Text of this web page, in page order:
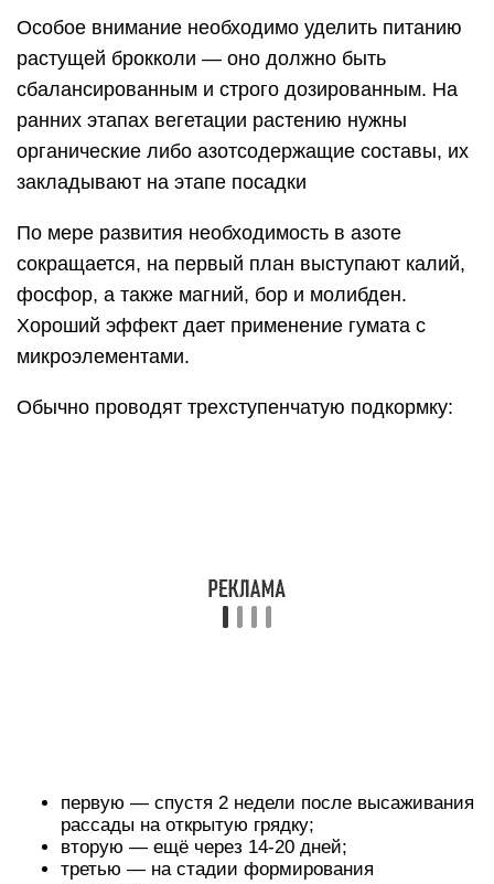
Особое внимание необходимо уделить питанию
растущей брокколи — оно должно быть
сбалансированным и строго дозированным. На
ранних этапах вегетации растению нужны
органические либо азотсодержащие составы, их
закладывают на этапе посадки
По мере развития необходимость в азоте
сокращается, на первый план выступают калий,
фосфор, а также магний, бор и молибден.
Хороший эффект дает применение гумата с
микроэлементами.
Обычно проводят трехступенчатую подкормку:
первую — спустя 2 недели после высаживания
рассады на открытую грядку;
вторую — ещё через 14-20 дней;
третью — на стадии формирования